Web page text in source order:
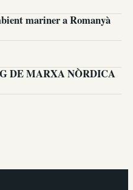
mariner a Romanyà
DE MARXA NÒRDICA